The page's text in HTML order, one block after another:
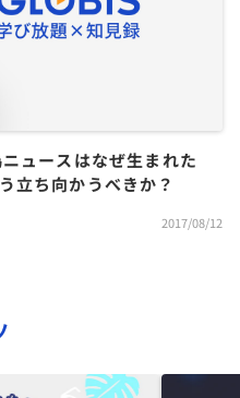
ュースはなぜ生まれた
ち向かうべきか？
2017/08/12